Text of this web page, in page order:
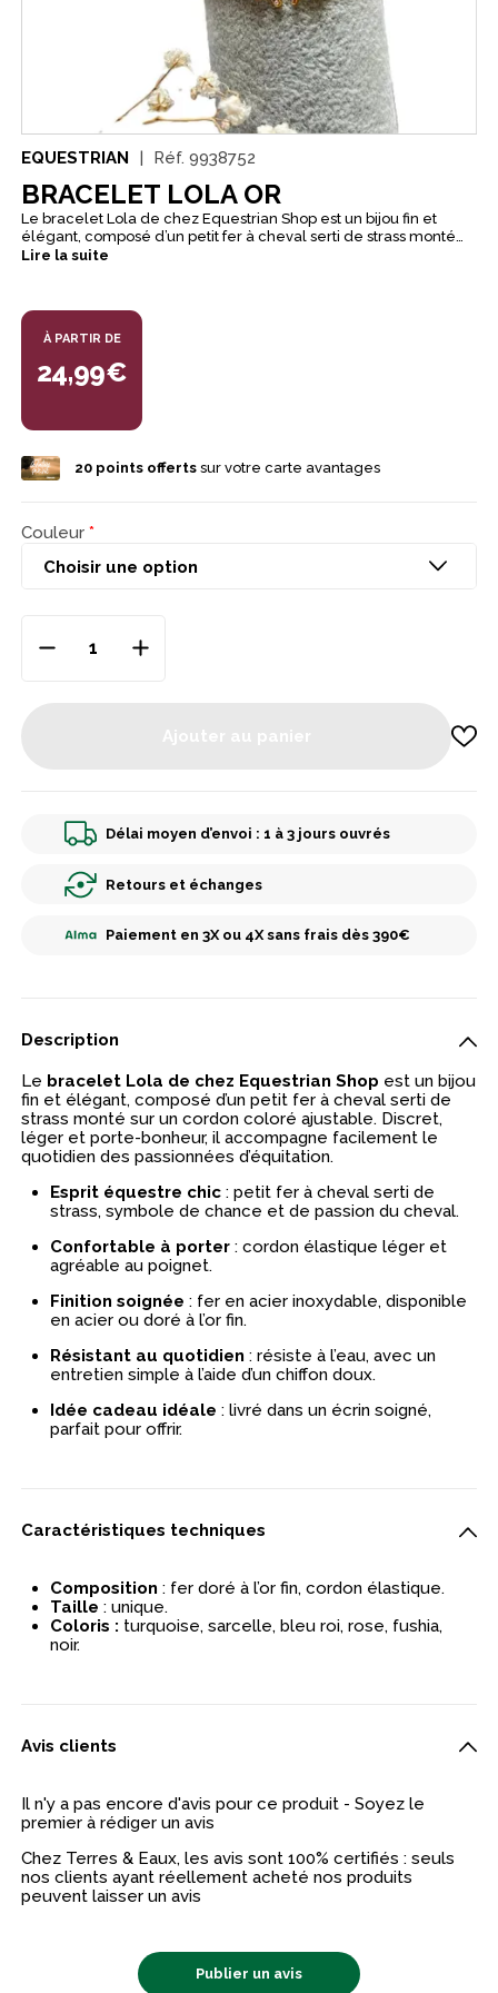
EQUESTRIAN Réf. 9938752
BRACELET LOLA OR
Le bracelet Lola de chez Equestrian Shop est un bijou fin et
élégant, composé d’un petit fer à cheval serti de strass monté
sur un cordon coloré ajustable. Discret, léger et porte-bonheur,
strass, symbole de chance et de passion du cheval. Confortable
à porter : cordon élastique léger et agréable au poignet. Finition
soignée : fer en acier inoxydable, disponible en acier ou doré à
simple à l’aide d’un chiffon doux. Idée cadeau idéale : livré dans
Lire la suite
À PARTIR DE
24,99€
20points offertssur votre carte avantages
Couleur
Délai moyen d’envoi : 1 à 3 jours ouvrés
Retours et échanges
Paiement en 3X ou 4X sans frais dès 390€
Description
Le bracelet Lola de chez Equestrian Shop est un bijou
fin et élégant, composé d’un petit fer à cheval serti de
strass monté sur un cordon coloré ajustable. Discret,
léger et porte-bonheur, il accompagne facilement le
quotidien des passionnées d’équitation.
Esprit équestre chic : petit fer à cheval serti de
strass, symbole de chance et de passion du cheval.
Confortable à porter : cordon élastique léger et
agréable au poignet.
Finition soignée : fer en acier inoxydable, disponible
en acier ou doré à l’or fin.
Résistant au quotidien : résiste à l’eau, avec un
entretien simple à l’aide d’un chiffon doux.
Idée cadeau idéale : livré dans un écrin soigné,
parfait pour offrir.
Caractéristiques techniques
Composition : fer doré à l’or fin, cordon élastique.
Taille : unique.
Coloris : turquoise, sarcelle, bleu roi, rose, fushia,
noir.
Avis clients
Il n'y a pas encore d'avis pour ce produit - Soyez le
premier à rédiger un avis
Chez Terres & Eaux, les avis sont 100% certifiés : seuls
nos clients ayant réellement acheté nos produits
peuvent laisser un avis
Publier un avis